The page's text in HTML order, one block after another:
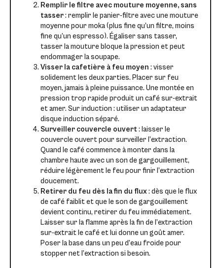
Remplir le filtre avec mouture moyenne, sans
tasser: remplir le panier-filtre avec une mouture
moyenne pour moka (plus fine qu’un filtre, moins
fine qu’un espresso). Égaliser sans tasser,
tasser la mouture bloque la pression et peut
endommager la soupape.
Visser la cafetière à feu moyen : visser
solidement les deux parties. Placer sur feu
moyen, jamais à pleine puissance. Une montée en
pression trop rapide produit un café sur-extrait
et amer. Sur induction : utiliser un adaptateur
disque induction séparé.
Surveiller couvercle ouvert: laisser le
couvercle ouvert pour surveiller l’extraction.
Quand le café commence à monter dans la
chambre haute avec un son de gargouillement,
réduire légèrement le feu pour finir l’extraction
doucement.
Retirer du feu dès la fin du flux: dès que le flux
de café faiblit et que le son de gargouillement
devient continu, retirer du feu immédiatement.
Laisser sur la flamme après la fin de l’extraction
sur-extrait le café et lui donne un goût amer.
Poser la base dans un peu d’eau froide pour
stopper net l’extraction si besoin.